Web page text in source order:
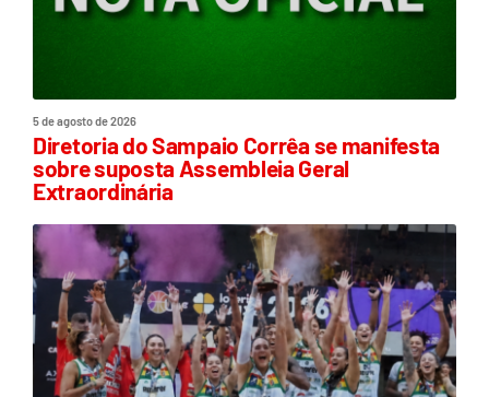
5 de agosto de 2026
Diretoria do Sampaio Corrêa se manifesta
sobre suposta Assembleia Geral
Extraordinária